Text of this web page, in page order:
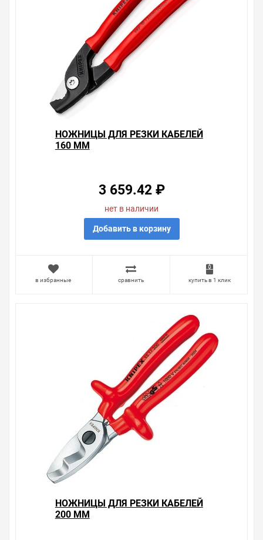
НОЖНИЦЫ ДЛЯ РЕЗКИ КАБЕЛЕЙ
160 ММ
3 659.42 ₽
нет в наличии
Добавить в корзину
в избранные сравнить купить в 1 клик
НОЖНИЦЫ ДЛЯ РЕЗКИ КАБЕЛЕЙ
200 ММ